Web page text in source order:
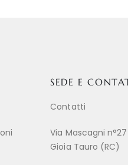
SEDE E
Contatti
Via Mascagni
Gioia Tauro (RC)